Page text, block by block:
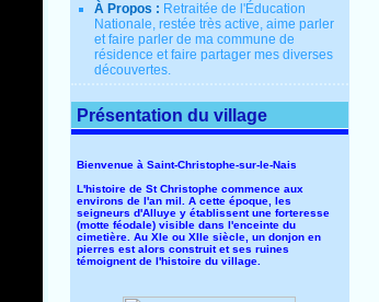
À Propos : Retraitée de l'Éducation
Nationale, restée très active, aime parler
et faire parler de ma commune de
résidence et faire partager mes diverses
découvertes.
Présentation du village
Bienvenue à Saint-Christophe-sur-le-Nais
L'histoire de St Christophe commence aux
environs de l'an mil. A cette époque, les
seigneurs d'Alluye y établissent une forteresse
(motte féodale) visible dans l'enceinte du
cimetière. Au XIe ou XIIe siècle, un donjon en
pierres est alors construit et ses ruines
témoignent de l'histoire du village.